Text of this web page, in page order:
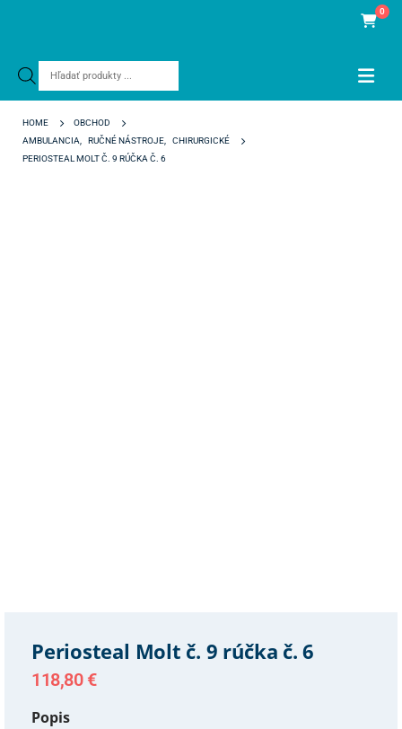
Products
0
HOME
OBCHOD
AMBULANCIA
RUČNÉ NÁSTROJE
CHIRURGICKÉ
PERIOSTEAL MOLT Č. 9 RÚČKA Č. 6
Periosteal Molt č. 9 rúčka č. 6
118,80 €
Popis